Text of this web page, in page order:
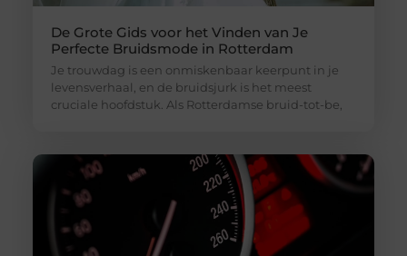
De Grote Gids voor het Vinden van Je
Perfecte Bruidsmode in Rotterdam
Je trouwdag is een onmiskenbaar keerpunt in je
levensverhaal, en de bruidsjurk is het meest
cruciale hoofdstuk. Als Rotterdamse bruid-tot-be,